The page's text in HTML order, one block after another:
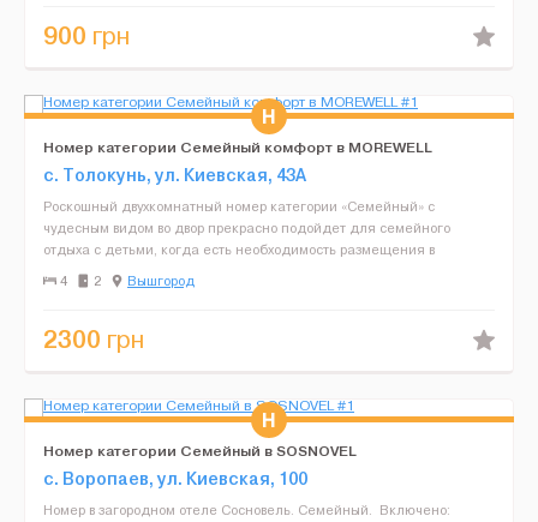
900 грн
Номер категории Семейный комфорт в MOREWELL
с. Толокунь, ул. Киевская, 43А
Роскошный двухкомнатный номер категории «Семейный» с
чудесным видом во двор прекрасно подойдет для семейного
отдыха с детьми, когда есть необходимость размещения в
отдельных комнатах. Семейный номер удобно раздел...
4 2 Вышгород
2300 грн
Номер категории Семейный в SOSNOVEL
с. Воропаев, ул. Киевская, 100
Номер в загородном отеле Сосновель. Семейный. Включено: